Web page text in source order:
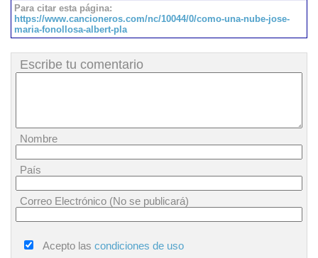
Para citar esta página:
https://www.cancioneros.com/nc/10044/0/como-una-nube-jose-
maria-fonollosa-albert-pla
Escribe tu comentario
Nombre
País
Correo Electrónico (No se publicará)
Acepto las condiciones de uso